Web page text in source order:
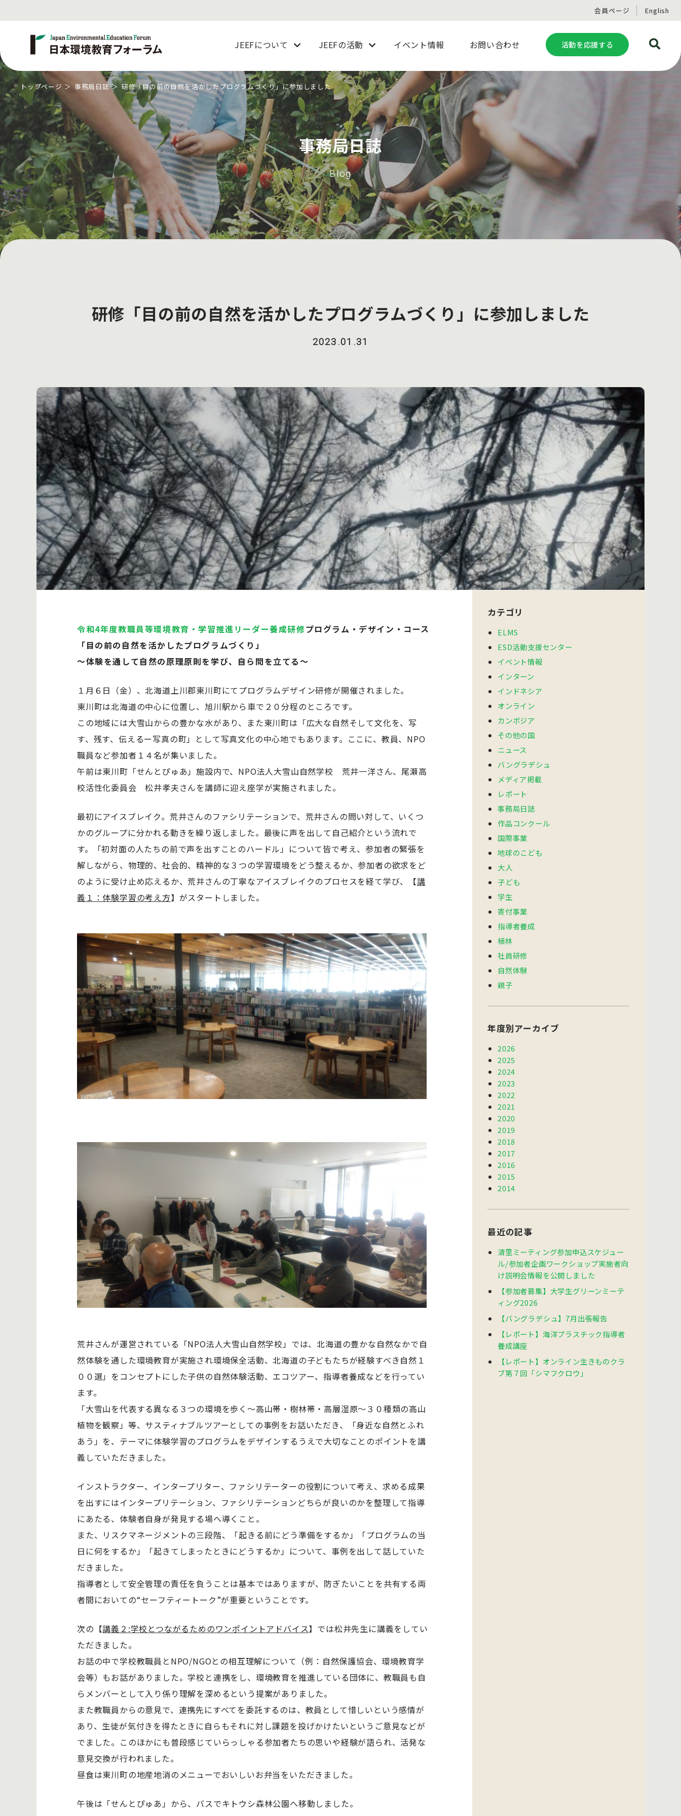
JEEFについて JEEFの活動 イベント情報 お問い合わせ 活動を応援する
会員ページ English
事務局日誌
Blog
トップページ 事務局日誌 研修「目の前の自然を活かしたプログラムづくり」に参加しました
研修「目の前の自然を活かしたプログラムづくり」に参加しました
2023.01.31
令和4年度教職員等環境教育・学習推進リーダー養成研修プログラム・デザイン・コース
「目の前の自然を活かしたプログラムづくり」
～体験を通して自然の原理原則を学び、自ら問を立てる～
１月６日（金）、北海道上川郡東川町にてプログラムデザイン研修が開催されました。
東川町は北海道の中心に位置し、旭川駅から車で２０分程のところです。
この地域には大雪山からの豊かな水があり、また東川町は「広大な自然そして文化を、写
す、残す、伝えるー写真の町」として写真文化の中心地でもあります。ここに、教員、NPO
職員など参加者１４名が集いました。
午前は東川町「せんとぴゅあ」施設内で、NPO法人大雪山自然学校 荒井一洋さん、尾瀬高
校活性化委員会 松井孝夫さんを講師に迎え座学が実施されました。
最初にアイスブレイク。荒井さんのファシリテーションで、荒井さんの問い対して、いくつ
かのグループに分かれる動きを繰り返しました。最後に声を出して自己紹介という流れで
す。「初対面の人たちの前で声を出すことのハードル」について皆で考え、参加者の緊張を
解しながら、物理的、社会的、精神的な３つの学習環境をどう整えるか、参加者の欲求をど
のように受け止め応えるか、荒井さんの丁寧なアイスブレイクのプロセスを経て学び、【講
義１：体験学習の考え方】がスタートしました。
荒井さんが運営されている「NPO法人大雪山自然学校」では、北海道の豊かな自然なかで自
然体験を通した環境教育が実施され環境保全活動、北海道の子どもたちが経験すべき自然１
００選」をコンセプトにした子供の自然体験活動、エコツアー、指導者養成などを行ってい
ます。
「大雪山を代表する異なる３つの環境を歩く～高山帯・樹林帯・高層湿原～３０種類の高山
植物を観察」等、サスティナブルツアーとしての事例をお話いただき、「身近な自然とふれ
あう」を、テーマに体験学習のプログラムをデザインするうえで大切なことのポイントを講
義していただきました。
インストラクター、インタープリター、ファシリテーターの役割について考え、求める成果
を出すにはインタープリテーション、ファシリテーションどちらが良いのかを整理して指導
にあたる、体験者自身が発見する場へ導くこと。
また、リスクマネージメントの三段階、「起きる前にどう準備をするか」「プログラムの当
日に何をするか」「起きてしまったときにどうするか」について、事例を出して話していた
だきました。
指導者として安全管理の責任を負うことは基本ではありますが、防ぎたいことを共有する両
者間においての“セーフティートーク”が重要ということです。
次の【講義２ :学校とつながるためのワンポイントアドバイス】では松井先生に講義をしてい
ただきました。
お話の中で学校教職員とNPO/NGOとの相互理解について（例：自然保護協会、環境教育学
会等）もお話がありました。学校と連携をし、環境教育を推進している団体に、教職員も自
らメンバーとして入り係り理解を深めるという提案がありました。
また教職員からの意見で、連携先にすべてを委託するのは、教員として惜しいという感情が
あり、生徒が気付きを得たときに自らもそれに対し課題を投げかけたいというご意見などが
でました。このほかにも普段感じていらっしゃる参加者たちの思いや経験が語られ、活発な
意見交換が行われました。
昼食は東川町の地産地消のメニューでおいしいお弁当をいただきました。
午後は「せんとぴゅあ」から、バスでキトウシ森林公園へ移動しました。
カテゴリ
ELMS
ESD活動支援センター
イベント情報
インターン
インドネシア
オンライン
カンボジア
その他の国
ニュース
バングラデシュ
メディア掲載
レポート
事務局日誌
作品コンクール
国際事業
地球のこども
大人
子ども
学生
寄付事業
指導者養成
植林
社員研修
自然体験
親子
年度別アーカイブ
2026
2025
2024
2023
2022
2021
2020
2019
2018
2017
2016
2015
2014
最近の記事
清里ミーティング参加申込スケジュー
ル/参加者企画ワークショップ実施者向
け説明会情報を公開しました
【参加者募集】大学生グリーンミーテ
ィング2026
【バングラデシュ】7月出張報告
【レポート】海洋プラスチック指導者
養成講座
【レポート】オンライン生きものクラ
ブ第７回「シマフクロウ」